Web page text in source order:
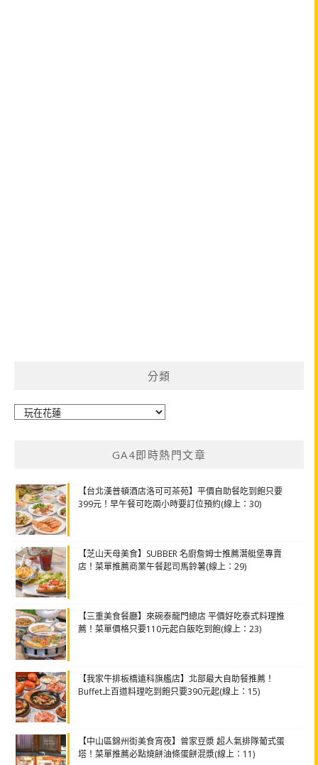
分類
GA4即時熱門文章
【台北漢普頓酒店洛可可茶苑】平價自助餐吃到飽只要
399元！早午餐可吃兩小時要訂位預約(線上：30)
【芝山天母美食】SUBBER 名廚詹姆士推薦潛艇堡專賣
店！菜單推薦商業午餐起司馬鈴薯(線上：29)
【三重美食餐廳】來碗泰龍門總店 平價好吃泰式料理推
薦！菜單價格只要110元起白飯吃到飽(線上：23)
【我家牛排板橋遠科旗艦店】北部最大自助餐推薦！
Buffet上百道料理吃到飽只要390元起(線上：15)
【中山區錦州街美食宵夜】曾家豆漿 超人氣排隊葡式蛋
塔！菜單推薦必點燒餅油條蛋餅混漿(線上：11)